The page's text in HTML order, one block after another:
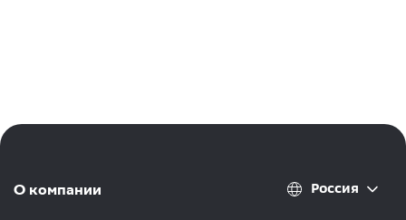
О компании Россия